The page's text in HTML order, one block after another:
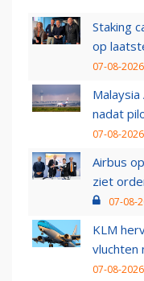
Staking
op
07-08-
nadat
07-08-
Airbus
ziet
07-08-
KLM
vluchten
07-08-